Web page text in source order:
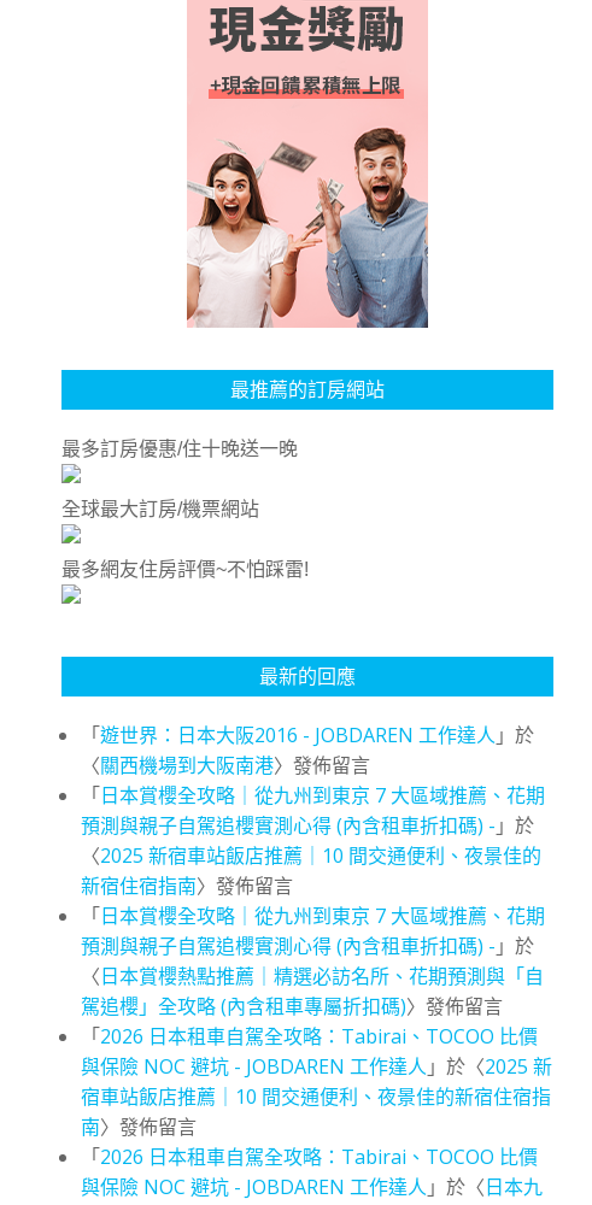
最推薦的訂房網站
最多訂房優惠/住十晚送一晚
全球最大訂房/機票網站
最多網友住房評價~不怕踩雷!
最新的回應
「遊世界：日本大阪2016 - JOBDAREN 工作達人 」於
〈關西機場到大阪南港〉發佈留言
「日本賞櫻全攻略｜從九州到東京 7 大區域推薦、花期
預測與親子自駕追櫻實測心得 (內含租車折扣碼) - 」於
〈2025 新宿車站飯店推薦｜10 間交通便利、夜景佳的
新宿住宿指南〉發佈留言
「日本賞櫻全攻略｜從九州到東京 7 大區域推薦、花期
預測與親子自駕追櫻實測心得 (內含租車折扣碼) - 」於
〈日本賞櫻熱點推薦｜精選必訪名所、花期預測與「自
駕追櫻」全攻略 (內含租車專屬折扣碼)〉發佈留言
「2026 日本租車自駕全攻略：Tabirai、TOCOO 比價
與保險 NOC 避坑 - JOBDAREN 工作達人 」於〈2025 新
宿車站飯店推薦｜10 間交通便利、夜景佳的新宿住宿指
南〉發佈留言
「2026 日本租車自駕全攻略：Tabirai、TOCOO 比價
與保險 NOC 避坑 - JOBDAREN 工作達人 」於〈日本九